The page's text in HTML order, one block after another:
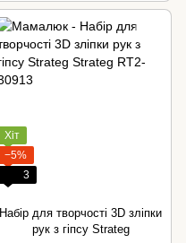
Хіт
−5%
3
Набір для творчості 3D зліпки
рук з гіпсу Strateg